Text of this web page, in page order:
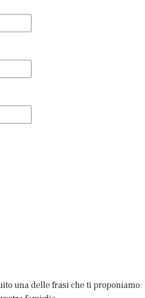
una delle frasi che ti proponiamo: